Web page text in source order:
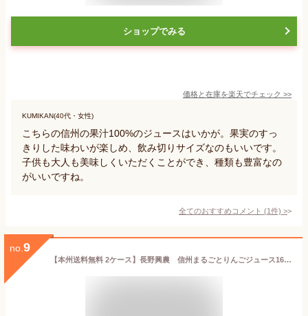
ショップでみる
価格と在庫を楽天でチェック >>
KUMIKAN(40代・女性)
こちらの信州の果汁100%のジュースはいかが。果実のすっ
きりした味わいが楽しめ、飲み切りサイズなのもいいです。
子供も大人も美味しくいただくことができ、種類も豊富なの
がいいですね。
全てのおすすめコメント (1件) >
no. 9
【本州送料無料 2ケース】長野興農 信州まるごとりんごジュース160g 30缶入り×2ケース果汁100％ ストレート果汁 長野県産りんご北海道・四国・九州行きは追加送料220円かかります。オールNAGANO